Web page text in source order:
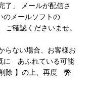
」 メールが配信さ
のメールソフトの
確認くださいませ。
らない場合、お客様お
に あふれている可能
除 】の上、再度 弊